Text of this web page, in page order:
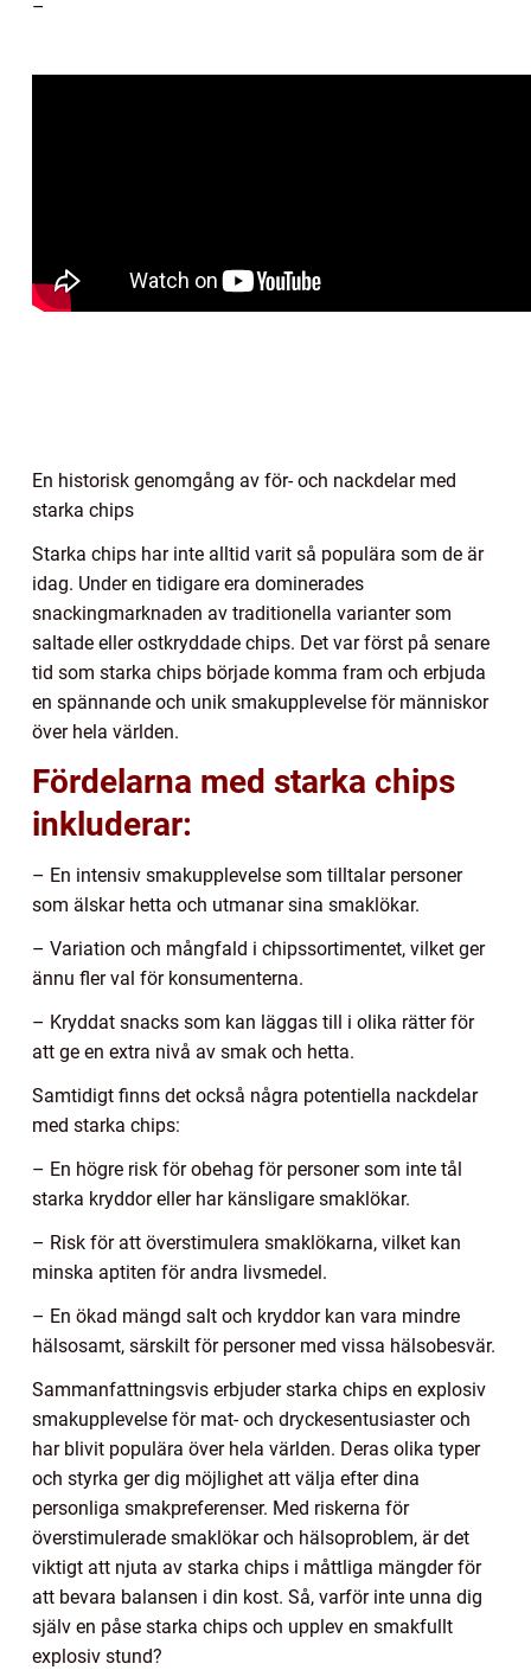
–
En historisk genomgång av för- och nackdelar med
starka chips
Starka chips har inte alltid varit så populära som de är
idag. Under en tidigare era dominerades
snackingmarknaden av traditionella varianter som
saltade eller ostkryddade chips. Det var först på senare
tid som starka chips började komma fram och erbjuda
en spännande och unik smakupplevelse för människor
över hela världen.
Fördelarna med starka chips
inkluderar:
– En intensiv smakupplevelse som tilltalar personer
som älskar hetta och utmanar sina smaklökar.
– Variation och mångfald i chipssortimentet, vilket ger
ännu fler val för konsumenterna.
– Kryddat snacks som kan läggas till i olika rätter för
att ge en extra nivå av smak och hetta.
Samtidigt finns det också några potentiella nackdelar
med starka chips:
– En högre risk för obehag för personer som inte tål
starka kryddor eller har känsligare smaklökar.
– Risk för att överstimulera smaklökarna, vilket kan
minska aptiten för andra livsmedel.
– En ökad mängd salt och kryddor kan vara mindre
hälsosamt, särskilt för personer med vissa hälsobesvär.
Sammanfattningsvis erbjuder starka chips en explosiv
smakupplevelse för mat- och dryckesentusiaster och
har blivit populära över hela världen. Deras olika typer
och styrka ger dig möjlighet att välja efter dina
personliga smakpreferenser. Med riskerna för
överstimulerade smaklökar och hälsoproblem, är det
viktigt att njuta av starka chips i måttliga mängder för
att bevara balansen i din kost. Så, varför inte unna dig
själv en påse starka chips och upplev en smakfullt
explosiv stund?